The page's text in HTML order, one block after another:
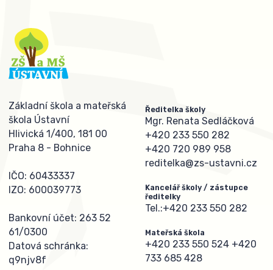
Základní škola a mateřská
škola Ústavní
Hlivická 1/400, 181 00
Praha 8 - Bohnice
IČO: 60433337
IZO: 600039773
Bankovní účet: 263 52
61/0300
Datová schránka:
q9njv8f
Ředitelka školy
Mgr. Renata Sedláčková
+420 233 550 282
+420 720 989 958
reditelka@zs-ustavni.cz
Kancelář školy / zástupce
ředitelky
Tel.:+420 233 550 282
Mateřská škola
+420 233 550 524 +420
733 685 428